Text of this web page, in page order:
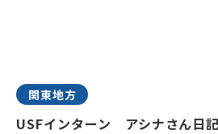
関東地方
USFインターン アシナさん